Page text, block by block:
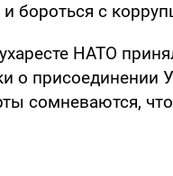
бороться с
НАТО
о присоединении
сомневаются,